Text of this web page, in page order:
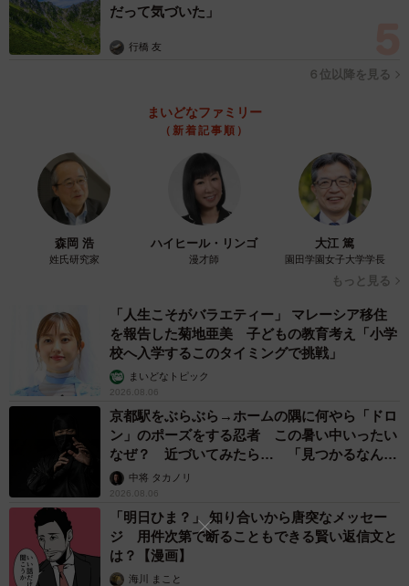
だって気づいた」
行橋 友
６位以降を見る
まいどなファミリー
（新着記事順）
森岡 浩
姓氏研究家
ハイヒール・リンゴ
漫才師
大江 篤
園田学園女子大学学長
もっと見る
「人生こそがバラエティー」 マレーシア移住
を報告した菊地亜美 子どもの教育考え「小学
校へ入学するこのタイミングで挑戦」
まいどなトピック
2026.08.06
京都駅をぶらぶら→ホームの隅に何やら「ドロ
ン」のポーズをする忍者 この暑い中いったい
なぜ？ 近づいてみたら… 「見つかるなんて
未熟」中将 タカノリ
2026.08.06
「明日ひま？」 知り合いから唐突なメッセー
ジ 用件次第で断ることもできる賢い返信文と
は？【漫画】
海川 まこと